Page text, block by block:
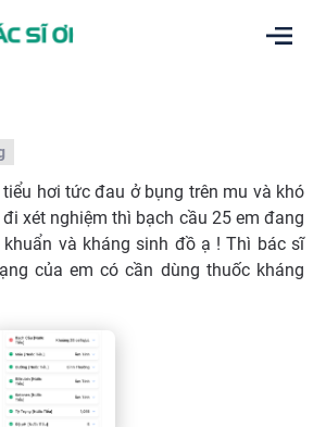
hơi tức đau ở bụng trên mu và khó
xét nghiệm thì bạch cầu 25 em đang
và kháng sinh đồ ạ ! Thì bác sĩ
của em có cần dùng thuốc kháng